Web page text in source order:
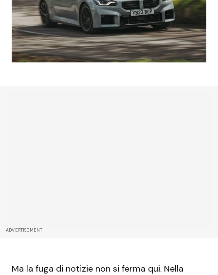
ADVERTISEMENT
Ma la fuga di notizie non si ferma qui. Nella